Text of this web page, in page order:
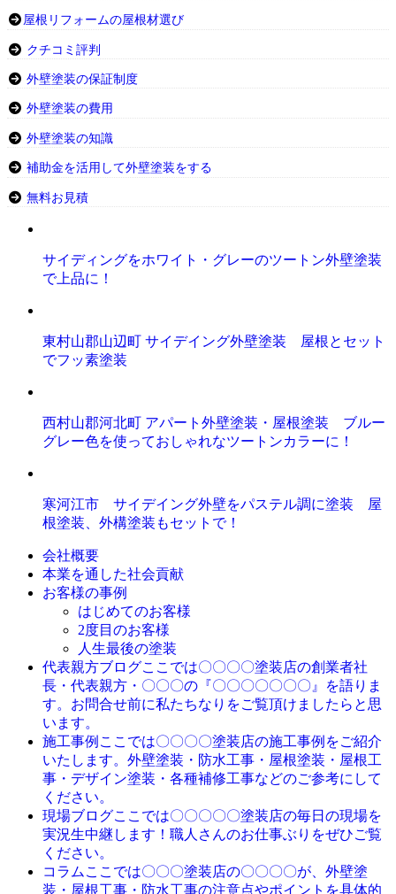
屋根リフォームの屋根材選び
クチコミ評判
外壁塗装の保証制度
外壁塗装の費用
外壁塗装の知識
補助金を活用して外壁塗装をする
無料お見積
サイディングをホワイト・グレーのツートン外壁塗装
で上品に！
東村山郡山辺町 サイデイング外壁塗装 屋根とセット
でフッ素塗装
西村山郡河北町 アパート外壁塗装・屋根塗装 ブルー
グレー色を使っておしゃれなツートンカラーに！
寒河江市 サイデイング外壁をパステル調に塗装 屋
根塗装、外構塗装もセットで！
会社概要
本業を通した社会貢献
お客様の事例
はじめてのお客様
2度目のお客様
人生最後の塗装
代表親方ブログここでは〇〇〇〇塗装店の創業者社
長・代表親方・〇〇〇の『〇〇〇〇〇〇〇』を語りま
す。お問合せ前に私たちなりをご覧頂けましたらと思
います。
施工事例 ここでは〇〇〇〇塗装店の施工事例をご紹介
いたします。外壁塗装・防水工事・屋根塗装・屋根工
事・デザイン塗装・各種補修工事などのご参考にして
ください。
現場ブログここでは〇〇〇〇〇塗装店の毎日の現場を
実況生中継します！職人さんのお仕事ぶりをぜひご覧
ください。
コラム ここでは〇〇〇塗装店の〇〇〇〇が、外壁塗
装・屋根工事・防水工事の注意点やポイントを具体的